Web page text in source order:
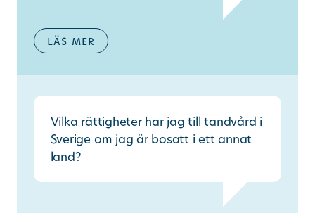
läs mer
Vilka rättigheter har jag till tandvård i
Sverige om jag är bosatt i ett annat
land?